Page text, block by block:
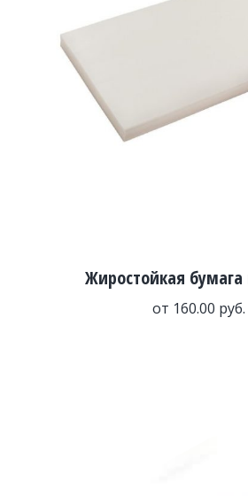
Жиростойкая бумага
от 160.00 руб.